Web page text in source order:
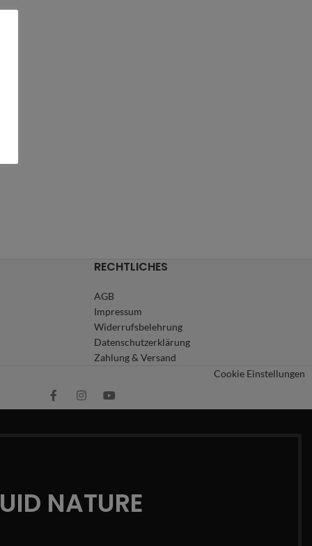
RECHTLICHES
AGB
Impressum
Widerrufsbelehrung
Datenschutzerklärung
Zahlung & Versand
Cookie Einstellungen
NATURE